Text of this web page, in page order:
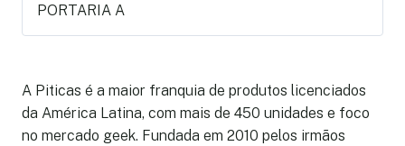
PORTARIA A
A Piticas é a maior franquia de produtos licenciados
da América Latina, com mais de 450 unidades e foco
no mercado geek. Fundada em 2010 pelos irmãos